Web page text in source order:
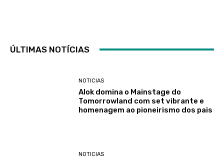
ÚLTIMAS NOTÍCIAS
NOTICIAS
Alok domina o Mainstage do
Tomorrowland com set vibrante e
homenagem ao pioneirismo dos pais
NOTICIAS